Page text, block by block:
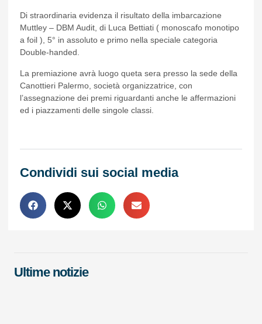
Di straordinaria evidenza il risultato della imbarcazione
Muttley – DBM Audit, di Luca Bettiati ( monoscafo monotipo
a foil ), 5° in assoluto e primo nella speciale categoria
Double-handed.
La premiazione avrà luogo queta sera presso la sede della
Canottieri Palermo, società organizzatrice, con
l’assegnazione dei premi riguardanti anche le affermazioni
ed i piazzamenti delle singole classi.
Condividi sui social media
Ultime notizie